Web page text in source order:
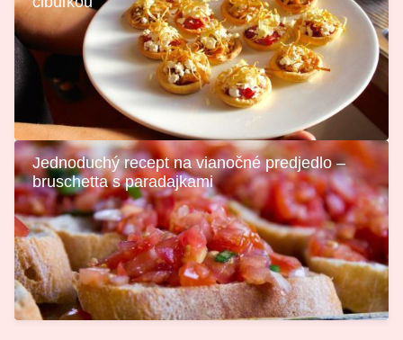
Jednoduchý recept na vianočné predjedlo –
bruschetta s paradajkami